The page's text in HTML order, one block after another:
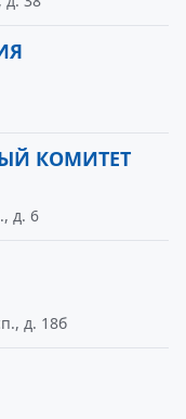
КОМИТЕТ
д. 6
д. 18б